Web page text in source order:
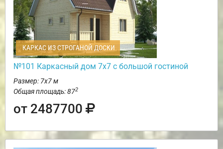
КАРКАС ИЗ СТРОГАНОЙ ДОСКИ
№101 Каркасный дом 7х7 с большой гостиной
Размер: 7х7 м
Общая площадь: 872
от 2487700